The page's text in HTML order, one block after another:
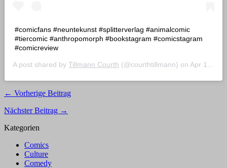
#comicfans #neuntekunst #splitterverlag #animalcomic
#tiercomic #anthropomorph #bookstagram #comicstagram
#comicreview
A post shared by Tillmann Courth (@courthtillmann) on Apr 17, 2020 at 2:28am PDT
← Vorherige Beitrag
Nächster Beitrag →
Kategorien
Comics
Culture
Comedy